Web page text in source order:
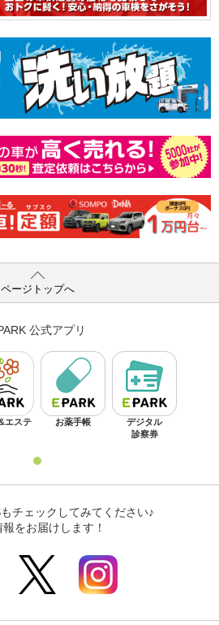
ページトップへ